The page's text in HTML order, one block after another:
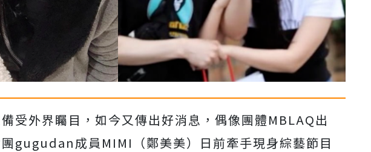
受外界矚目，如今又傳出好消息，偶像團體MBLAQ出
gugudan成員MIMI（鄭美美）日前牽手現身綜藝節目